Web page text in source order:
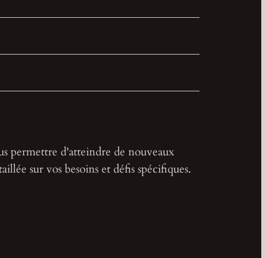
permettre d'atteindre de nouveaux
sur vos besoins et défis spécifiques.